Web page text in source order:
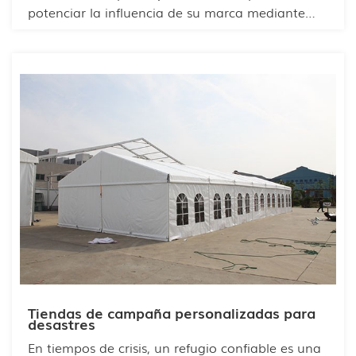
potenciar la influencia de su marca mediante
ceremonias de inauguración de parques
prestigioso y protegido para escenarios y zonas
VIP.
Tiendas de campaña personalizadas para
desastres
En tiempos de crisis, un refugio confiable es una